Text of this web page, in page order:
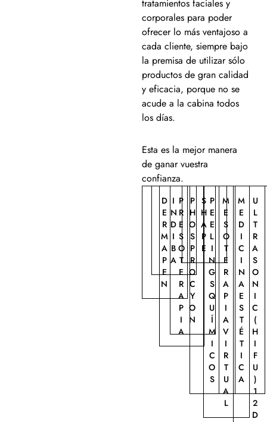
tratamientos faciales y
corporales para poder
ofrecer lo más ventajoso a
cada cliente, siempre bajo
la premisa de utilizar sólo
productos de gran calidad
y eficacia, porque no se
acude a la cabina todos
los días.
Esta es la mejor manera
de ganar vuestra
confianza.
D
E
R
M
A
P
E
N
I
N
D
I
B
A
P
R
E
S
O
T
E
R
A
P
I
A
P
H
O
S
P
R
O
C
Y
O
N
S
H
A
P
E
P
E
E
L
I
N
G
S
Q
U
Í
M
I
C
O
S
M
E
S
O
T
E
R
A
P
I
A
V
I
R
T
U
A
L
M
E
D
I
C
I
N
A
E
S
T
É
T
I
C
A
U
L
T
R
A
S
O
N
I
C
(
H
I
F
U
)
1
2
D